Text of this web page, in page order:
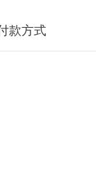
款方式